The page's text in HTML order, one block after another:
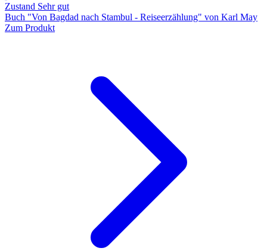
Zustand Sehr gut
Buch "Von Bagdad nach Stambul - Reiseerzählung" von Karl May
Zum Produkt